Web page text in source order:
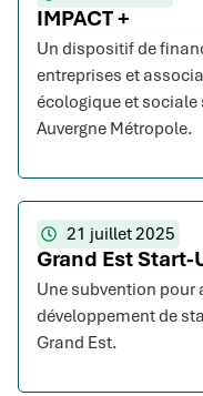
IMPACT +
Un dispositif de
entreprises et
écologique et
Auvergne Métropole.
21 juillet 2025
Grand Est Start-
Une subvention pour
développement de
Grand Est.